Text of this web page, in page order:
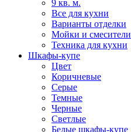
9 кв. м.
Все для кухни
Варианты отделки
Мойки и смесители
Техника для кухни
Шкафы-купе
Цвет
Коричневые
Серые
Темные
Черные
Светлые
Белые шкафы-купе